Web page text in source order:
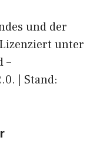
und der
unter
–
| Stand: